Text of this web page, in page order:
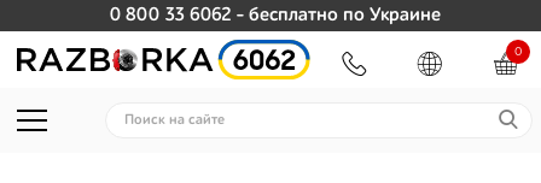
0 800 33 6062 - бесплатно по Украине
0